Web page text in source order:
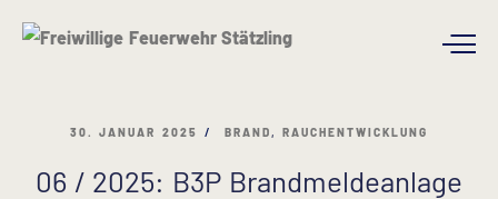
30. JANUAR 2025 BRAND,RAUCHENTWICKLUNG
06 / 2025: B3P Brandmeldeanlage